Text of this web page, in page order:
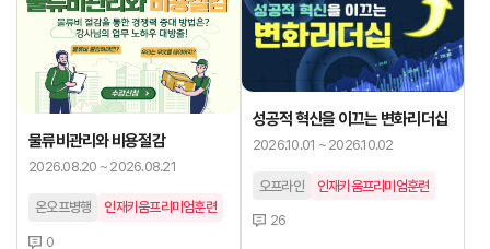
물류비관리와 비용절감
2026.08.20 ~ 2026.08.21
온오프병행 인재키움프리미엄훈련
0
성공적 혁신을 이끄는 변화리더십
2026.10.01 ~ 2026.10.02
오프라인 인재키움프리미엄훈련
26